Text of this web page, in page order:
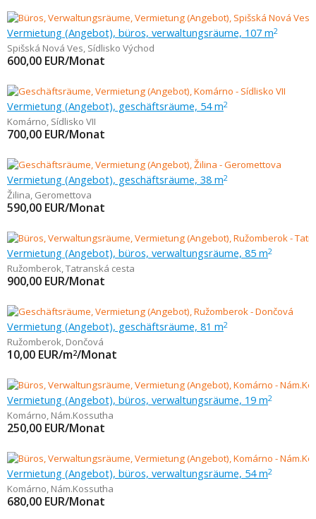
Vermietung (Angebot), büros, verwaltungsräume, 107 m2
Spišská Nová Ves, Sídlisko Východ
600,00 EUR/Monat
Vermietung (Angebot), geschäftsräume, 54 m2
Komárno, Sídlisko VII
700,00 EUR/Monat
Vermietung (Angebot), geschäftsräume, 38 m2
Žilina, Geromettova
590,00 EUR/Monat
Vermietung (Angebot), büros, verwaltungsräume, 85 m2
Ružomberok,Tatranská cesta
900,00 EUR/Monat
Vermietung (Angebot), geschäftsräume, 81 m2
Ružomberok, Dončová
10,00 EUR/m2/Monat
Vermietung (Angebot), büros, verwaltungsräume, 19 m2
Komárno, Nám.Kossutha
250,00 EUR/Monat
Vermietung (Angebot), büros, verwaltungsräume, 54 m2
Komárno, Nám.Kossutha
680,00 EUR/Monat